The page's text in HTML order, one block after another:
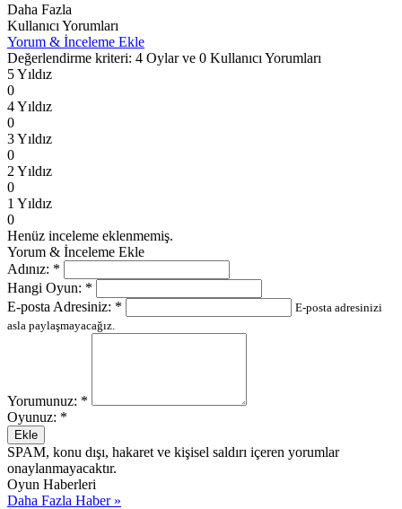
Daha Fazla
Kullanıcı Yorumları
Yorum & İnceleme Ekle
Değerlendirme kriteri: 4 Oylar ve 0 Kullanıcı Yorumları
5 Yıldız
0
4 Yıldız
0
3 Yıldız
0
2 Yıldız
0
1 Yıldız
0
Henüz inceleme eklenmemiş.
Yorum & İnceleme Ekle
Adınız: *
Hangi Oyun: *
E-posta Adresiniz: *
E-posta adresinizi
asla paylaşmayacağız.
Yorumunuz: *
Oyunuz: *
Ekle
SPAM, konu dışı, hakaret ve kişisel saldırı içeren yorumlar
onaylanmayacaktır.
Oyun Haberleri
Daha Fazla Haber »